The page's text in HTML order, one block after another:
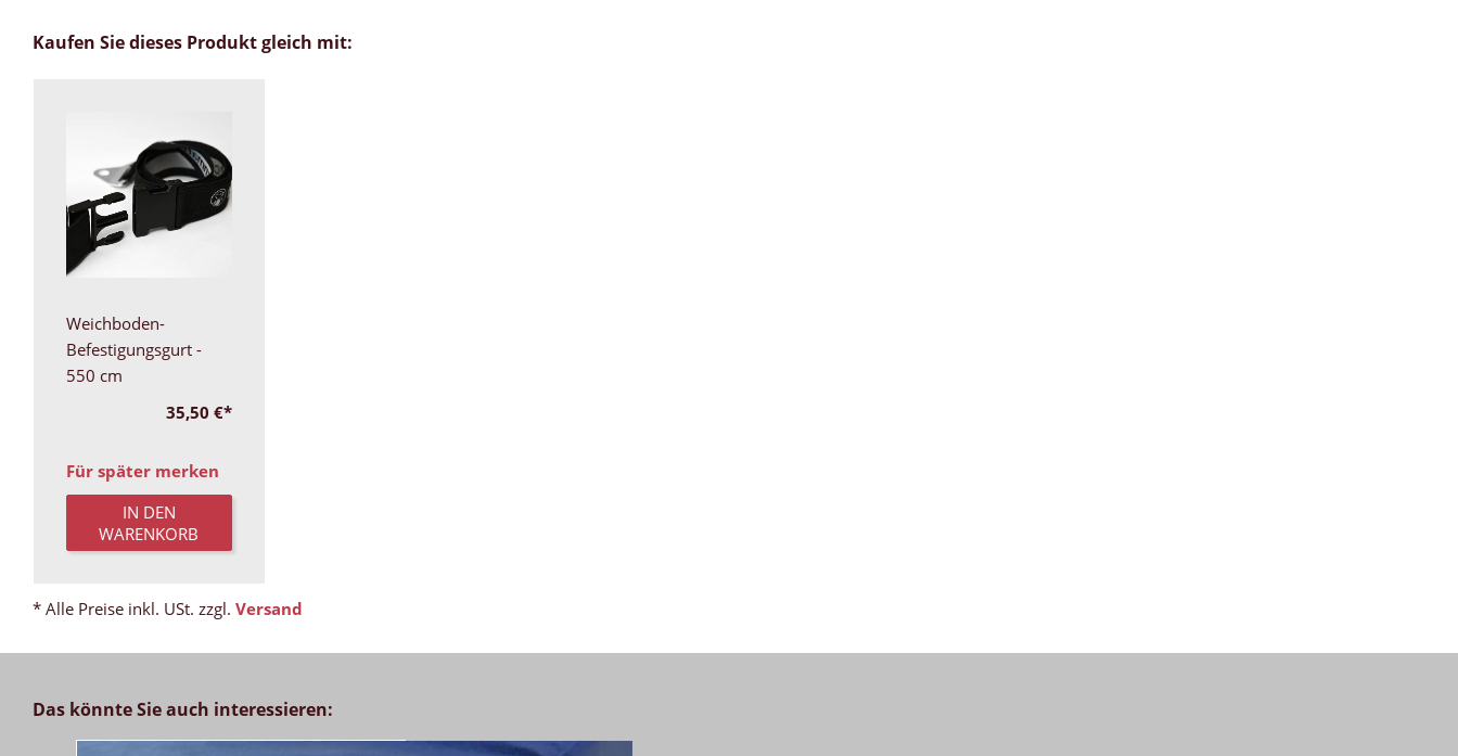
Kaufen Sie dieses Produkt gleich mit:
Weichboden-
Befestigungsgurt -
550 cm
35,50 €*
Für später merken
IN DEN
WARENKORB
* Alle Preise inkl. USt. zzgl. Versand
Das könnte Sie auch interessieren: